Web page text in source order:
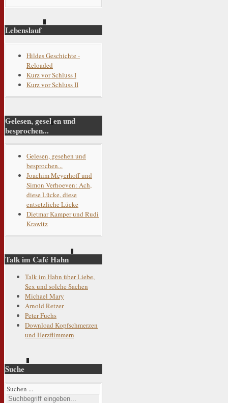
Lebenslauf
Hildes Geschichte -
Reloaded
Kurz vor Schluss I
Kurz vor Schluss II
Gelesen, gesehen und
besprochen...
Gelesen, gesehen und
besprochen...
Joachim Meyerhoff und
Simon Verhoeven: Ach,
diese Lücke, diese
entsetzliche Lücke
Dietmar Kamper und Rudi
Krawitz
Talk im Café Hahn
Talk im Hahn über Liebe,
Sex und solche Sachen
Michael Mary
Arnold Retzer
Peter Fuchs
Download Kopfschmerzen
und Herzflimmern
Suche
Suchen ...